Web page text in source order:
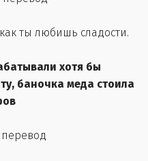
ты любишь сладости.
хотя бы
баночка меда стоила